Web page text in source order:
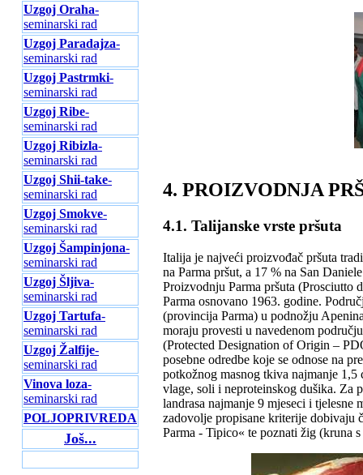
Uzgoj Oraha-
seminarski rad
Uzgoj Paradajza-
seminarski rad
Uzgoj Pastrmki-
seminarski rad
Uzgoj Ribe-
seminarski rad
Uzgoj Ribizla-
seminarski rad
Uzgoj Shii-take-
seminarski rad
Uzgoj Smokve-
seminarski rad
Uzgoj Šampinjona-
seminarski rad
Uzgoj Šljiva-
seminarski rad
Uzgoj Tartufa-
seminarski rad
Uzgoj Žalfije-
seminarski rad
Vinova loza-
seminarski rad
POLJOPRIVREDA
Još...
4. PROIZVODNJA
4.1. Talijanske vrste pršuta
Italija je najveći proizvođač pršuta
na Parma pršut, a 17 % na San
Proizvodnju Parma pršuta (Prosciutto
Parma osnovano 1963. godine.
(provincija Parma) u podnožju
moraju provesti u navedenom
(Protected Designation of Origin –
posebne odredbe koje se odnose na
potkožnog masnog tkiva najmanje
vlage, soli i neproteinskog dušika. Za
landrasa najmanje 9 mjeseci i
zadovolje propisane kriterije dobivaju
Parma - Tipico« te poznati žig (kruna